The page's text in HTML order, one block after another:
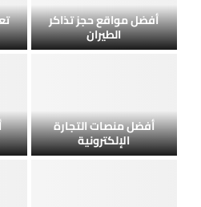
أفضل مواقع حجز تذاكر
الطيران
أفضل منصات التجارة
الإلكترونية